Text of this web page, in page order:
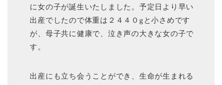
に女の子が誕生いたしました。予定日より早い
出産でしたので体重は２４４０gと小さめです
が、母子共に健康で、泣き声の大きな女の子で
す。
出産にも立ち会うことができ、生命が生まれる